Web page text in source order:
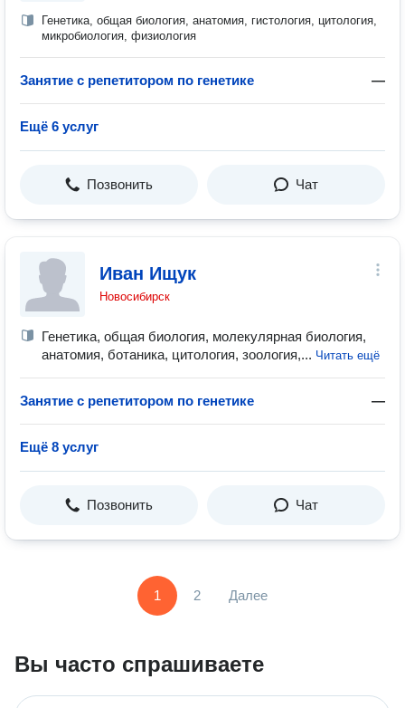
Генетика, общая биология, анатомия, гистология, цитология,
микробиология, физиология
Занятие с репетитором по генетике —
Ещё 6 услуг
Позвонить Чат
Иван Ищук
Новосибирск
Генетика, общая биология, молекулярная биология,
анатомия, ботаника, цитология, зоология,... Читать ещё
Занятие с репетитором по генетике —
Ещё 8 услуг
Позвонить Чат
1 2 Далее
Вы часто спрашиваете